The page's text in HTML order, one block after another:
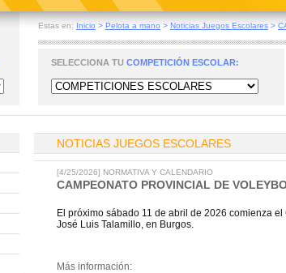
Estas en: Inicio > Pelota a mano > Noticias Juegos Escolares >
SELECCIONA TU COMPETICIÓN ESCOLAR:
NOTICIAS JUEGOS ESCOLARES
[4/25/2026] NORMATIVA Y CALENDARIO
CAMPEONATO PROVINCIAL DE
El próximo sábado 11 de abril de 2026 comienza
José Luis Talamillo, en Burgos.
Más información: